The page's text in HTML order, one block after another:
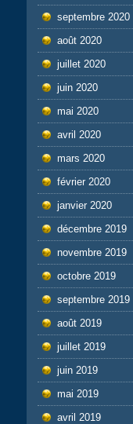
septembre 2020
août 2020
juillet 2020
juin 2020
mai 2020
avril 2020
mars 2020
février 2020
janvier 2020
décembre 2019
novembre 2019
octobre 2019
septembre 2019
août 2019
juillet 2019
juin 2019
mai 2019
avril 2019